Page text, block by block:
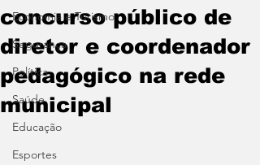
Economia e Turismo
Segurança
Política
Saúde
Educação
Esportes
concurso público de
diretor e coordenador
pedagógico na rede
municipal